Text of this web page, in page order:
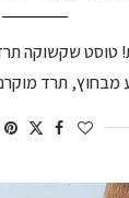
שקשוקה תרד
תרד מוקרם